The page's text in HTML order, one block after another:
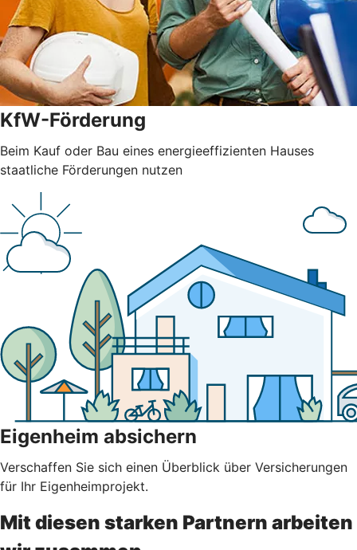
KfW-Förderung
Beim Kauf oder Bau eines energieeffizienten Hauses
staatliche Förderungen nutzen
Eigenheim absichern
Verschaffen Sie sich einen Überblick über Versicherungen
für Ihr Eigenheimprojekt.
Mit diesen starken Partnern arbeiten